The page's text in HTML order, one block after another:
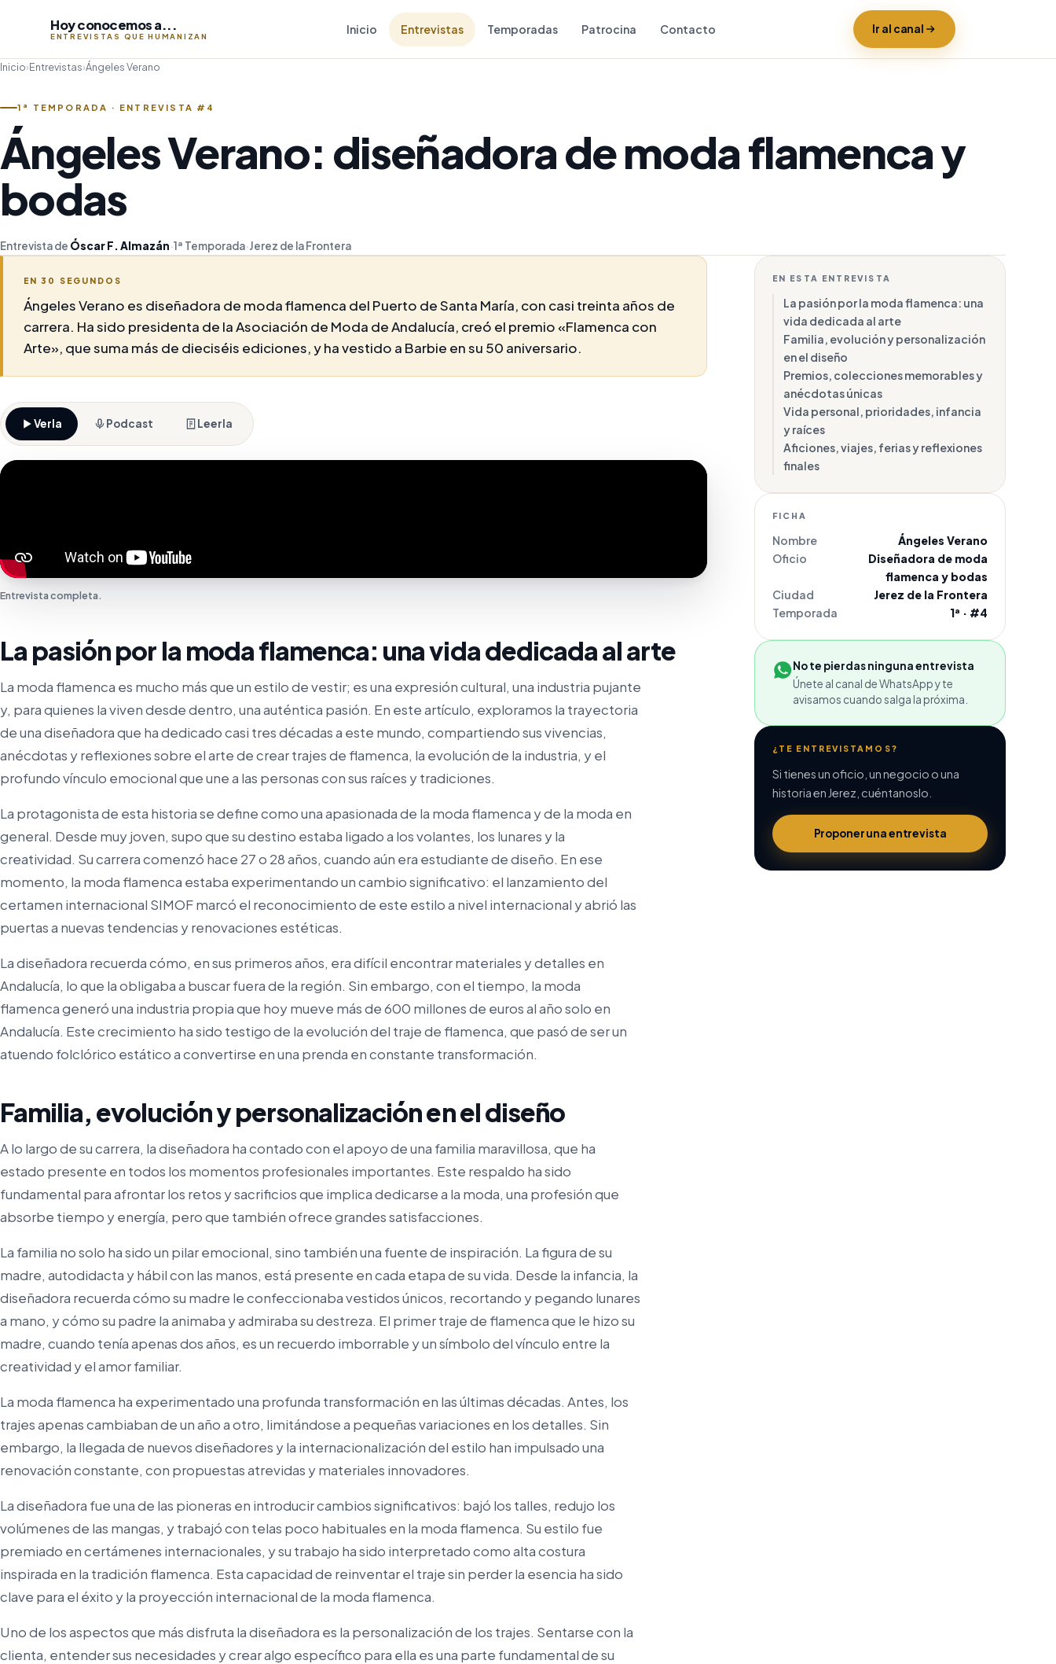
Hoy conocemos a...
ENTREVISTAS QUE HUMANIZAN
Inicio Entrevistas Temporadas Patrocina Contacto Ir al canal
Inicio›Entrevistas›Ángeles Verano
1ª TEMPORADA · ENTREVISTA #4
Ángeles Verano: diseñadora de moda flamenca y
bodas
Entrevista de Óscar F. Almazán·1ª Temporada·Jerez de la Frontera
EN 30 SEGUNDOS
Ángeles Verano es diseñadora de moda flamenca del Puerto de Santa María, con casi treinta años de
carrera. Ha sido presidenta de la Asociación de Moda de Andalucía, creó el premio «Flamenca con
Arte», que suma más de dieciséis ediciones, y ha vestido a Barbie en su 50 aniversario.
Verla Podcast Leerla
Entrevista completa.
La pasión por la moda flamenca: una vida dedicada al arte
La moda flamenca es mucho más que un estilo de vestir; es una expresión cultural, una industria pujante
y, para quienes la viven desde dentro, una auténtica pasión. En este artículo, exploramos la trayectoria
de una diseñadora que ha dedicado casi tres décadas a este mundo, compartiendo sus vivencias,
anécdotas y reflexiones sobre el arte de crear trajes de flamenca, la evolución de la industria, y el
profundo vínculo emocional que une a las personas con sus raíces y tradiciones.
La protagonista de esta historia se define como una apasionada de la moda flamenca y de la moda en
general. Desde muy joven, supo que su destino estaba ligado a los volantes, los lunares y la
creatividad. Su carrera comenzó hace 27 o 28 años, cuando aún era estudiante de diseño. En ese
momento, la moda flamenca estaba experimentando un cambio significativo: el lanzamiento del
certamen internacional SIMOF marcó el reconocimiento de este estilo a nivel internacional y abrió las
puertas a nuevas tendencias y renovaciones estéticas.
La diseñadora recuerda cómo, en sus primeros años, era difícil encontrar materiales y detalles en
Andalucía, lo que la obligaba a buscar fuera de la región. Sin embargo, con el tiempo, la moda
flamenca generó una industria propia que hoy mueve más de 600 millones de euros al año solo en
Andalucía. Este crecimiento ha sido testigo de la evolución del traje de flamenca, que pasó de ser un
atuendo folclórico estático a convertirse en una prenda en constante transformación.
Familia, evolución y personalización en el diseño
A lo largo de su carrera, la diseñadora ha contado con el apoyo de una familia maravillosa, que ha
estado presente en todos los momentos profesionales importantes. Este respaldo ha sido
fundamental para afrontar los retos y sacrificios que implica dedicarse a la moda, una profesión que
absorbe tiempo y energía, pero que también ofrece grandes satisfacciones.
La familia no solo ha sido un pilar emocional, sino también una fuente de inspiración. La figura de su
madre, autodidacta y hábil con las manos, está presente en cada etapa de su vida. Desde la infancia, la
diseñadora recuerda cómo su madre le confeccionaba vestidos únicos, recortando y pegando lunares
a mano, y cómo su padre la animaba y admiraba su destreza. El primer traje de flamenca que le hizo su
madre, cuando tenía apenas dos años, es un recuerdo imborrable y un símbolo del vínculo entre la
creatividad y el amor familiar.
La moda flamenca ha experimentado una profunda transformación en las últimas décadas. Antes, los
trajes apenas cambiaban de un año a otro, limitándose a pequeñas variaciones en los detalles. Sin
embargo, la llegada de nuevos diseñadores y la internacionalización del estilo han impulsado una
renovación constante, con propuestas atrevidas y materiales innovadores.
La diseñadora fue una de las pioneras en introducir cambios significativos: bajó los talles, redujo los
volúmenes de las mangas, y trabajó con telas poco habituales en la moda flamenca. Su estilo fue
premiado en certámenes internacionales, y su trabajo ha sido interpretado como alta costura
inspirada en la tradición flamenca. Esta capacidad de reinventar el traje sin perder la esencia ha sido
clave para el éxito y la proyección internacional de la moda flamenca.
Uno de los aspectos que más disfruta la diseñadora es la personalización de los trajes. Sentarse con la
clienta, entender sus necesidades y crear algo específico para ella es una parte fundamental de su
EN ESTA ENTREVISTA
La pasión por la moda flamenca: una
vida dedicada al arte
Familia, evolución y personalización
en el diseño
Premios, colecciones memorables y
anécdotas únicas
Vida personal, prioridades, infancia
y raíces
Aficiones, viajes, ferias y reflexiones
finales
FICHA
Nombre
Ángeles Verano
Oficio
Diseñadora de moda
flamenca y bodas
Ciudad
Jerez de la Frontera
Temporada
1ª · #4
No te pierdas ninguna entrevista
Únete al canal de WhatsApp y te
avisamos cuando salga la próxima.
¿TE ENTREVISTAMOS?
Si tienes un oficio, un negocio o una
historia en Jerez, cuéntanoslo.
Proponer una entrevista